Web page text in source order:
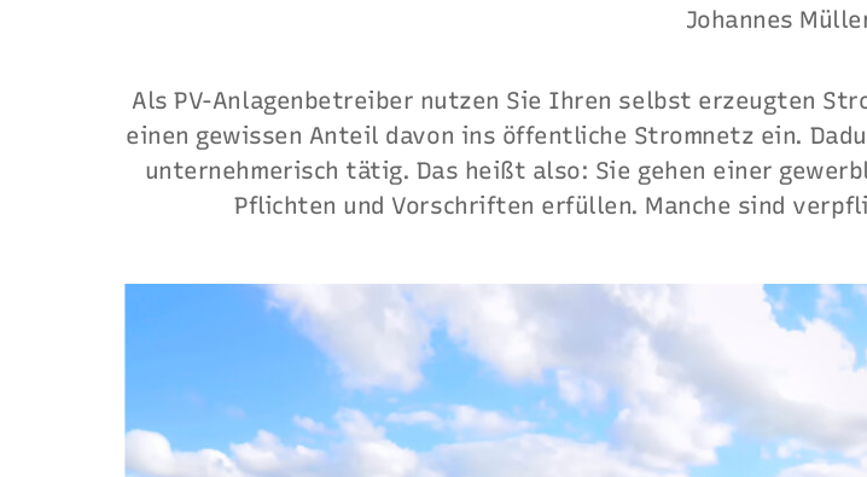
Johannes
Als PV-Anlagenbetreiber nutzen Sie Ihren selbst erzeugten
einen gewissen Anteil davon ins öffentliche Stromnetz ein.
unternehmerisch tätig. Das heißt also: Sie gehen einer
Pflichten und Vorschriften erfüllen. Manche sind